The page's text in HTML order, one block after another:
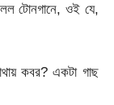
টোনগানে, ওই যে,
কবর? একটা গাছ